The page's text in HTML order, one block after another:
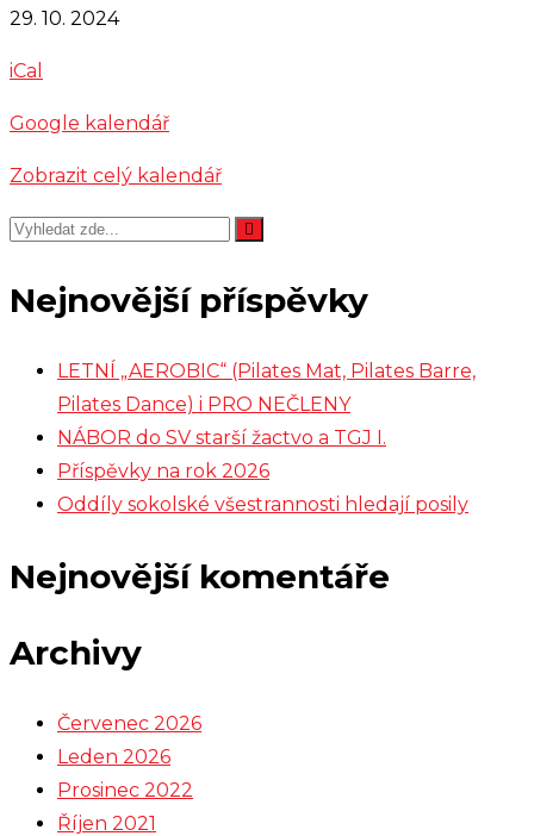
-
muzika
Kyčera
29. 10. 2024
iCal
Google kalendář
Zobrazit celý kalendář
Nejnovější příspěvky
LETNÍ „AEROBIC“ (Pilates Mat, Pilates Barre,
Pilates Dance) i PRO NEČLENY
NÁBOR do SV starší žactvo a TGJ I.
Příspěvky na rok 2026
Oddíly sokolské všestrannosti hledají posily
Nejnovější komentáře
Archivy
Červenec 2026
Leden 2026
Prosinec 2022
Říjen 2021